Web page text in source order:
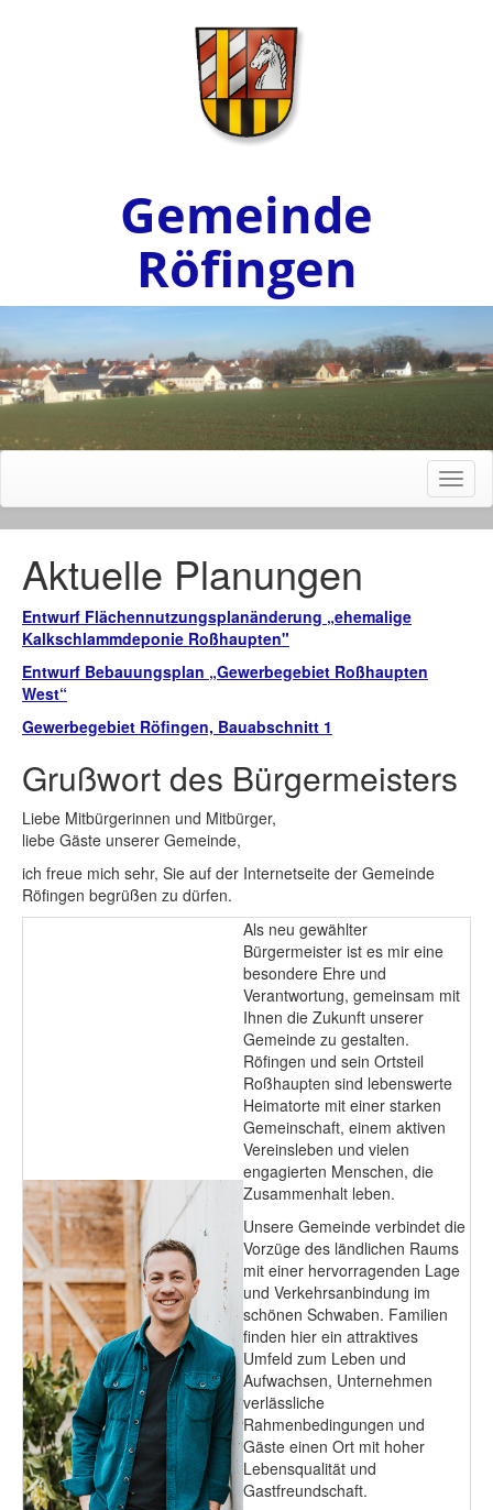
Gemeinde
Röfingen
Aktuelle Planungen
Entwurf Flächennutzungsplanänderung „ehemalige
Kalkschlammdeponie Roßhaupten"
Entwurf Bebauungsplan „Gewerbegebiet Roßhaupten
West“
Gewerbegebiet Röfingen, Bauabschnitt 1
Grußwort des Bürgermeisters
Liebe Mitbürgerinnen und Mitbürger,
liebe Gäste unserer Gemeinde,
ich freue mich sehr, Sie auf der Internetseite der Gemeinde
Röfingen begrüßen zu dürfen.
Als neu gewählter
Bürgermeister ist es mir eine
besondere Ehre und
Verantwortung, gemeinsam mit
Ihnen die Zukunft unserer
Gemeinde zu gestalten.
Röfingen und sein Ortsteil
Roßhaupten sind lebenswerte
Heimatorte mit einer starken
Gemeinschaft, einem aktiven
Vereinsleben und vielen
engagierten Menschen, die
Zusammenhalt leben.
Unsere Gemeinde verbindet die
Vorzüge des ländlichen Raums
mit einer hervorragenden Lage
und Verkehrsanbindung im
schönen Schwaben. Familien
finden hier ein attraktives
Umfeld zum Leben und
Aufwachsen, Unternehmen
verlässliche
Rahmenbedingungen und
Gäste einen Ort mit hoher
Lebensqualität und
Gastfreundschaft.